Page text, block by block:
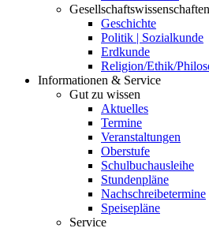
Gesellschaftswissenschaften
Geschichte
Politik | Sozialkunde
Erdkunde
Religion/Ethik/
Informationen & Service
Gut zu wissen
Aktuelles
Termine
Veranstaltungen
Oberstufe
Schulbuchausleihe
Stundenpläne
Nachschreibetermine
Speisepläne
Service